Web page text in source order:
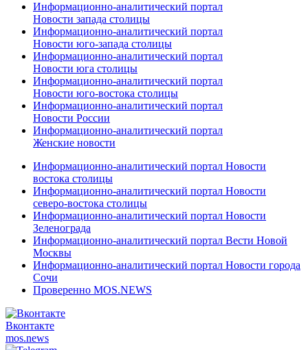
Информационно-аналитический портал
Новости запада столицы
Информационно-аналитический портал
Новости юго-запада столицы
Информационно-аналитический портал
Новости юга столицы
Информационно-аналитический портал
Новости юго-востока столицы
Информационно-аналитический портал
Новости России
Информационно-аналитический портал
Женские новости
Информационно-аналитический портал Новости
востока столицы
Информационно-аналитический портал Новости
северо-востока столицы
Информационно-аналитический портал Новости
Зеленограда
Информационно-аналитический портал Вести Новой
Москвы
Информационно-аналитический портал Новости города
Сочи
Проверенно MOS.NEWS
Вконтакте
mos.news